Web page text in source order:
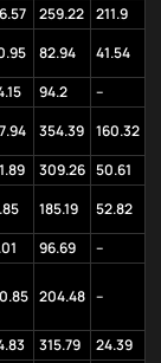
259.22
211.9
82.94
41.54
94.2
–
354.39
160.32
309.26 50.61
185.19
52.82
96.69 –
204.48 –
315.79
24.39